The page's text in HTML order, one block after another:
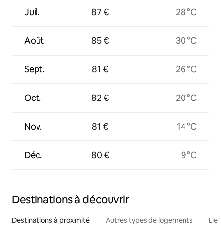
Juil.
Août
Sept.
Oct.
Nov.
Déc.
87 €
85 €
81 €
82 €
81 €
80 €
28 °C
30 °C
26 °C
20 °C
14 °C
9 °C
Destinations à découvrir
Destinations à proximité Autres types de logements